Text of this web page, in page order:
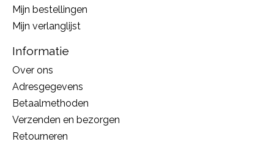
Mijn bestellingen
Mijn verlanglijst
Informatie
Over ons
Adresgegevens
Betaalmethoden
Verzenden en bezorgen
Retourneren